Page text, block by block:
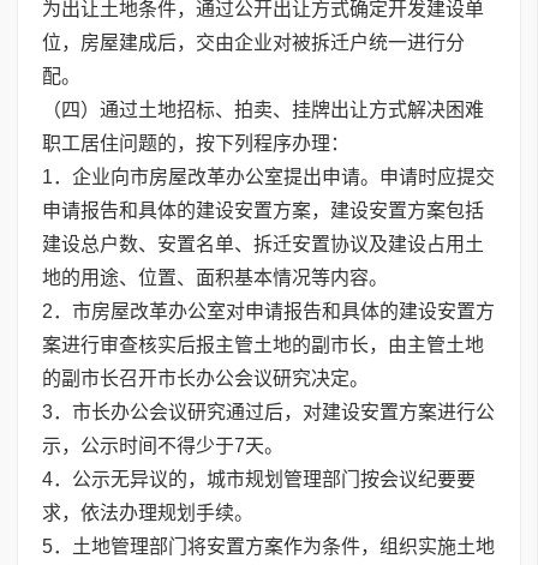
为出让土地条件，通过公开出让方式确定开发建设单
位，房屋建成后，交由企业对被拆迁户统一进行分
配。
（四）通过土地招标、拍卖、挂牌出让方式解决困难
职工居住问题的，按下列程序办理：
1．企业向市房屋改革办公室提出申请。申请时应提交
申请报告和具体的建设安置方案，建设安置方案包括
建设总户数、安置名单、拆迁安置协议及建设占用土
地的用途、位置、面积基本情况等内容。
2．市房屋改革办公室对申请报告和具体的建设安置方
案进行审查核实后报主管土地的副市长，由主管土地
的副市长召开市长办公会议研究决定。
3．市长办公会议研究通过后，对建设安置方案进行公
示，公示时间不得少于7天。
4．公示无异议的，城市规划管理部门按会议纪要要
求，依法办理规划手续。
5．土地管理部门将安置方案作为条件，组织实施土地